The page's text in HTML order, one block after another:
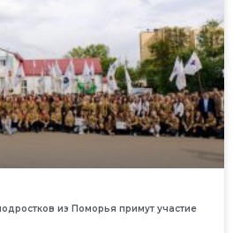
из Поморья примут участие